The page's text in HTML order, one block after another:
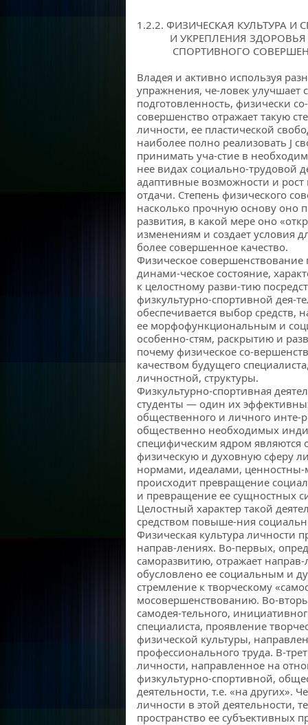
1.2.2. ФИЗИЧЕСКАЯ КУЛЬТУРА И
И УКРЕПЛЕНИЯ ЗДОРОВЬЯ
СПОРТИВНОГО
Владея и активно используя
упражнения, че-ловек улучшает
подготовленность, физически
совершенство отражает такую
личности, ее пластической
наиболее полно реализовать J
принимать уча-стие в
нее видах социально-трудовой
адаптивные возможности и
отдачи. Степень физического
насколько прочную основу оно
развития, в какой мере оно
изменениям и создает условия
более совершенное качество.
Физическое совершенствование
динами-ческое состояние,
к целостному разви-тию
физкультурно-спортивной дея-
обеспечивается выбор средств,
ее морфофункциональным и
особенно-стям, раскрытию и
почему физическое со-
качеством будущего
личностной, структуры.
Физкультурно-спортивная
студенты — один их
общественного и личного инте-
общественно необходимых
специфическим ядром
физическую и духовную сферу
нормами, идеалами,
происходит превращение
и превращение ее сущностных
Целостный характер такой
средством повыше-ния
Физическая культура личности
направ-лениях. Во-первых,
саморазвитию, отражает
обусловлено ее социальным и
стремление к творческому
мосовершенствованию. Во-
самодея-тельного,
специалиста, проявление
физической культуры,
профессионального труда. В-
личности, направленное на
физкультурно-спортивной,
деятельности, т.е. «на других».
личности в этой деятельности,
пространство ее субъективных